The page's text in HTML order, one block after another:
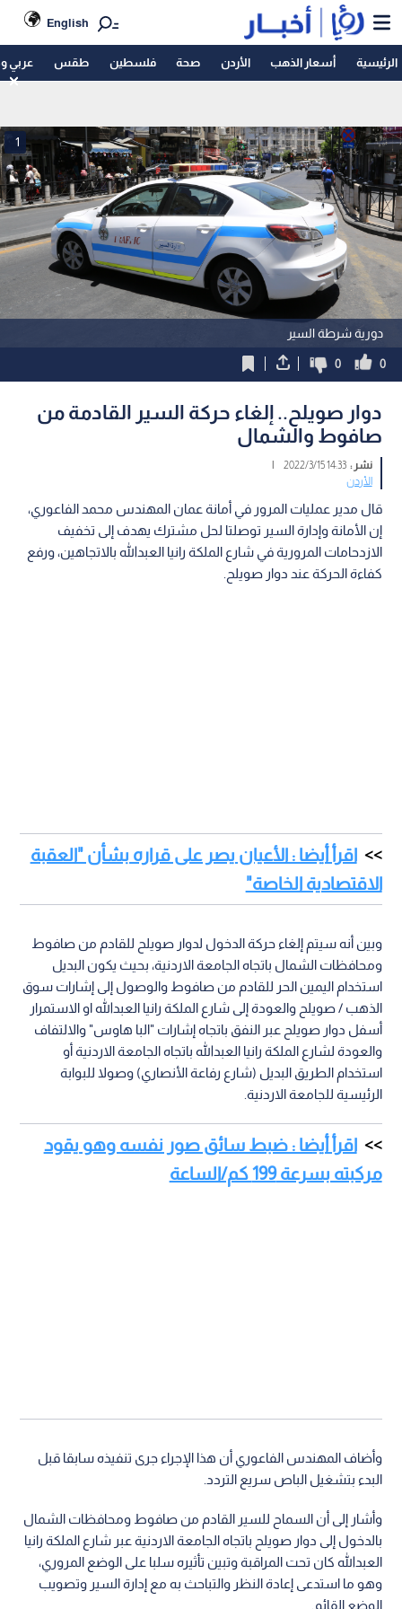
English
الرئيسية أسعار الذهب الأردن صحة فلسطين طقس عربي
دورية شرطة السير
1
0
0
دوار صويلح.. إلغاء حركة السير القادمة من
صافوط والشمال
نشر :14:33 2022/3/15
|
الأردن
قال مدير عمليات المرور في أمانة عمان المهندس محمد الفاعوري،
إن الأمانة وإدارة السير توصلتا لحل مشترك يهدف إلى تخفيف
الازدحامات المرورية في شارع الملكة رانيا العبدالله بالاتجاهين، ورفع
كفاءة الحركة عند دوار صويلح.
اقرأ أيضا : الأعيان يصر على قراره بشأن "العقبة
الاقتصادية الخاصة"
وبين أنه سيتم إلغاء حركة الدخول لدوار صويلح للقادم من صافوط
ومحافظات الشمال باتجاه الجامعة الاردنية، بحيث يكون البديل
استخدام اليمين الحر للقادم من صافوط والوصول إلى إشارات سوق
الذهب / صويلح والعودة إلى شارع الملكة رانيا العبدالله او الاستمرار
أسفل دوار صويلح عبر النفق باتجاه إشارات "البا هاوس" والالتفاف
والعودة لشارع الملكة رانيا العبدالله باتجاه الجامعة الاردنية أو
استخدام الطريق البديل (شارع رفاعة الأنصاري) وصولا للبوابة
الرئيسية للجامعة الاردنية.
اقرأ أيضا : ضبط سائق صور نفسه وهو يقود
مركبته بسرعة 199 كم/الساعة
وأضاف المهندس الفاعوري أن هذا الإجراء جرى تنفيذه سابقا قبل
البدء بتشغيل الباص سريع التردد.
وأشار إلى أن السماح للسير القادم من صافوط ومحافظات الشمال
بالدخول إلى دوار صويلح باتجاه الجامعة الاردنية عبر شارع الملكة رانيا
العبدالله كان تحت المراقبة وتبين تأثيره سلبا على الوضع المروري،
وهو ما استدعى إعادة النظر والتباحث به مع إدارة السير وتصويب
الوضع القائم.